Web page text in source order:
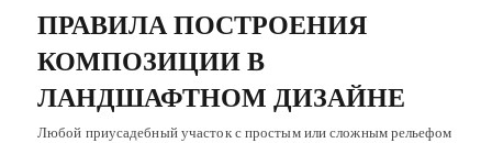
ПРАВИЛА ПОСТРОЕНИЯ
КОМПОЗИЦИИ В
ЛАНДШАФТНОМ ДИЗАЙНЕ
Любой приусадебный участок с простым или сложным рельефом